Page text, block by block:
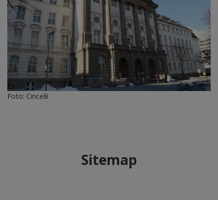
Foto: Cincelli
Sitemap